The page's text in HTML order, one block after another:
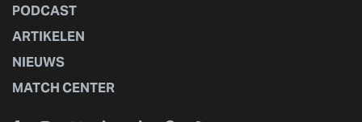
PODCAST
ARTIKELEN
NIEUWS
MATCH CENTER